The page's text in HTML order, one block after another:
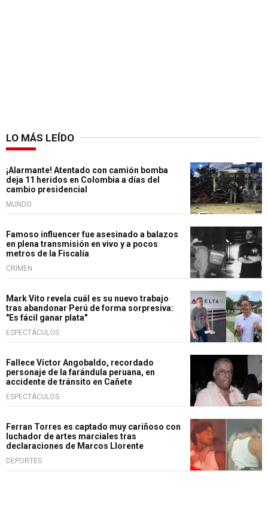
LO MÁS LEÍDO
¡Alarmante! Atentado con camión bomba
deja 11 heridos en Colombia a días del
cambio presidencial
MUNDO
Famoso influencer fue asesinado a balazos
en plena transmisión en vivo y a pocos
metros de la Fiscalía
CRIMEN
Mark Vito revela cuál es su nuevo trabajo
tras abandonar Perú de forma sorpresiva:
"Es fácil ganar plata"
ESPECTÁCULOS
Fallece Víctor Angobaldo, recordado
personaje de la farándula peruana, en
accidente de tránsito en Cañete
ESPECTÁCULOS
Ferran Torres es captado muy cariñoso con
luchador de artes marciales tras
declaraciones de Marcos Llorente
DEPORTES